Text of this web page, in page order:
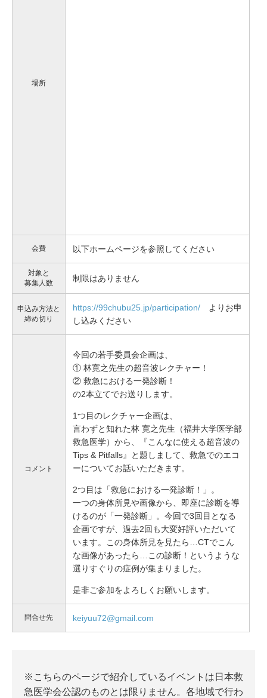
場所
会費 以下ホームページを参照してください
対象と
募集人数
制限はありません
申込み方法と
締め切り
https://99chubu25.jp/participation/ よりお申
し込みください
コメント
今回の若手委員会企画は、
① 林寛之先生の超音波レクチャー！
② 救急における一発診断！
の2本立てでお送りします。
1つ目のレクチャー企画は、
言わずと知れた林 寛之先生（福井大学医学部
救急医学）から、『こんなに使える超音波の
Tips & Pitfalls』と題しまして、救急でのエコ
ーについてお話いただきます。
2つ目は「救急における一発診断！」。
一つの身体所見や画像から、即座に診断を導
けるのが「一発診断」。今回で3回目となる
企画ですが、過去2回も大変好評いただいて
います。この身体所見を見たら…CTでこん
な画像があったら…この診断！というような
選りすぐりの症例が集まりました。
是非ご参加をよろしくお願いします。
問合せ先 keiyuu72@gmail.com
※こちらのページで紹介しているイベントは日本救
急医学会公認のものとは限りません。各地域で行わ